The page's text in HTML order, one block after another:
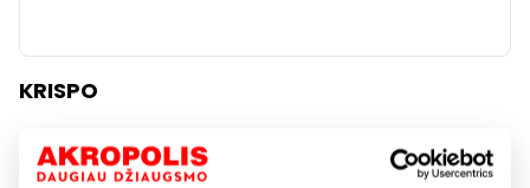
KRISPO